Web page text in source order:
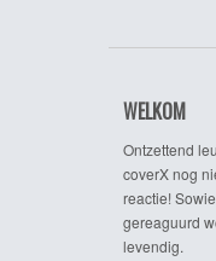
WELKOM
Ontzettend
coverX nog
reactie!
gereaguurd
levendig.